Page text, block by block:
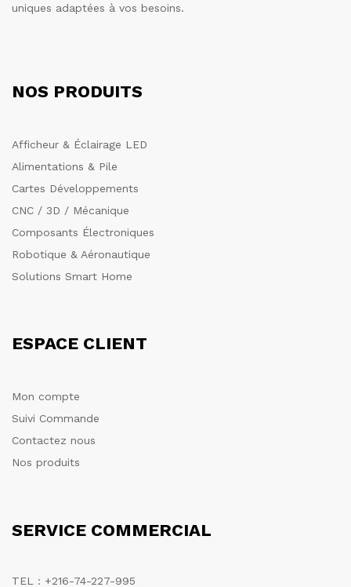
uniques adaptées à vos besoins.
NOS PRODUITS
Afficheur & Éclairage LED
Alimentations & Pile
Cartes Développements
CNC / 3D / Mécanique
Composants Électroniques
Robotique & Aéronautique
Solutions Smart Home
ESPACE CLIENT
Mon compte
Suivi Commande
Contactez nous
Nos produits
SERVICE COMMERCIAL
TEL : +216-74-227-995